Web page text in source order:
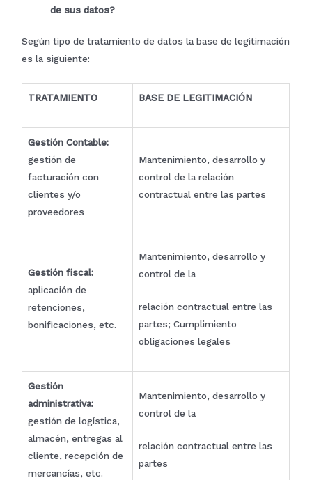
de sus datos?
Según tipo de tratamiento de datos la base de legitimación
es la siguiente:
TRATAMIENTO BASE DE LEGITIMACIÓN
Gestión Contable:
gestión de
facturación con
clientes y/o
proveedores
Mantenimiento, desarrollo y
control de la relación
contractual entre las partes
Gestión fiscal:
aplicación de
retenciones,
bonificaciones, etc.
Mantenimiento, desarrollo y
control de la
relación contractual entre las
partes; Cumplimiento
obligaciones legales
Gestión
administrativa:
gestión de logística,
almacén, entregas al
cliente, recepción de
mercancías, etc.
Mantenimiento, desarrollo y
control de la
relación contractual entre las
partes